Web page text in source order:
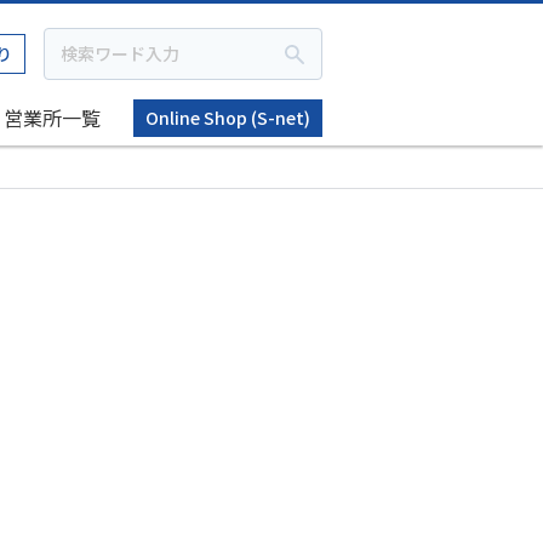
営業所一覧
Online Shop (S-net)